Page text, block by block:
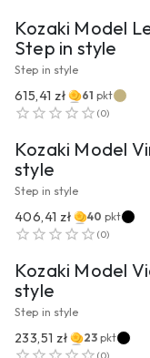
Kozaki Model
Step in style
Step in style
615,41 zł 61 pkt
(0)
Kozaki Model
style
Step in style
406,41 zł 40 pkt
(0)
Kozaki Model
style
Step in style
233,51 zł 23 pkt